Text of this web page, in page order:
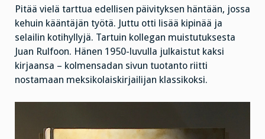
Pitää vielä tarttua edellisen päivityksen häntään, jossa
kehuin kääntäjän työtä. Juttu otti lisää kipinää ja
selailin kotihyllyjä. Tartuin kollegan muistutuksesta
Juan Rulfoon. Hänen 1950-luvulla julkaistut kaksi
kirjaansa – kolmensadan sivun tuotanto riitti
nostamaan meksikolaiskirjailijan klassikoksi.